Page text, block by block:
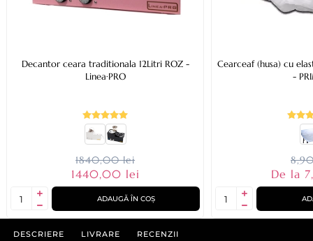
Decantor ceara traditionala 12Litri ROZ -
Linea·PRO
1840,00 lei
1440,00 lei
ADAUGĂ ÎN COȘ
Cearceaf (husa) cu
-
De la
DESCRIERE LIVRARE RECENZII